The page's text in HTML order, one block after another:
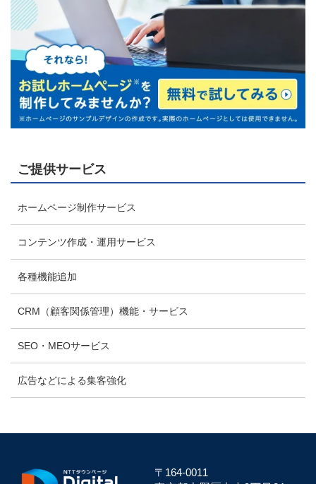
ご提供サービス
ホームページ制作サービス
コンテンツ作成・運用サービス
各種機能追加
CRM（顧客関係管理）機能・サービス
SEO・MEOサービス
広告などによる集客強化
〒164-0011